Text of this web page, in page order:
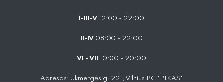
I-III-V 12:00 - 22:00
II-IV 08:00 - 22:00
VI - VII 10:00 - 20:00
Adresas: Ukmergės g. 221, Vilnius PC "PIKAS"